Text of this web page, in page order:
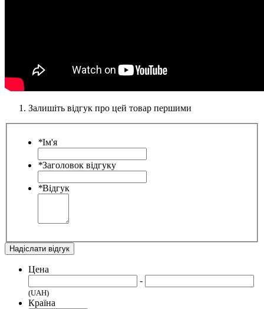
Залишіть відгук про цей товар першими
*Ім'я
*Заголовок відгуку
*Відгук
Надіслати відгук
Цена
-
(UAH)
Країна